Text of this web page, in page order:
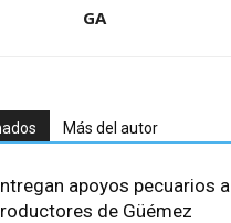
GA
Más del autor
apoyos pecuarios a
de Güémez